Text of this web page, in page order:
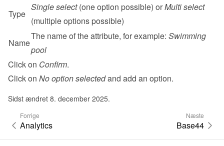
Type
Single select (one option possible) or Multi select
(multiple options possible)
Name
The name of the attribute, for example: Swimming
pool
Click on Confirm.
Click on No option selected and add an option.
Sidst ændret 8. december 2025.
Forrige
Analytics
Næste
Base44